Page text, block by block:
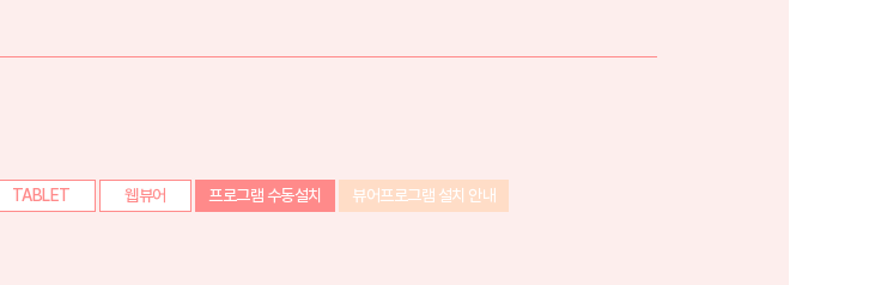
TABLET 웹뷰어 프로그램 수동설치 뷰어프로그램 설치 안내